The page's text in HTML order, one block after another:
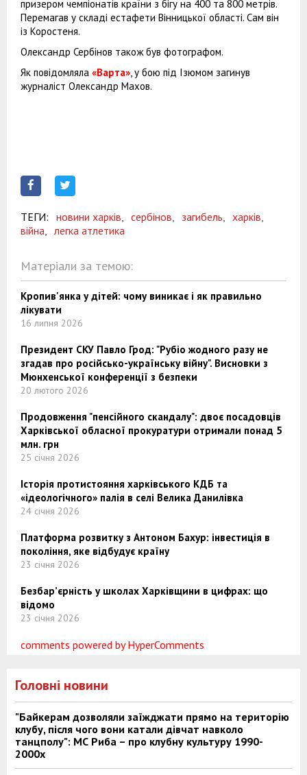
призером чемпіонатів країни з бігу на 400 та 800 метрів.
Перемагав у складі естафети Вінницької області. Сам він
із Коростеня.
Олександр Сербінов також був фотографом.
Як повідомляла «Варта» у бою під Ізюмом загинув
журналіст Олександр Махов.
ТЕГИ: новини харків, сербінов, загибель,
харків,
війна,
легка атлетика
Матеріали за темою:
Кропив'янка у дітей: чому виникає і як правильно
лікувати
16 липня 2026
Президент СКУ Павло Грод: "Рубіо жодного разу не
згадав про російсько-українську війну". Висновки з
Мюнхенської конференції з безпеки
20 лютого 2026
Продовження "пенсійного скандалу": двоє посадовців
Харківської обласної прокуратури отримали понад 5
млн. грн
25 січня 2026
Історія протистояння харківського КДБ та
«ідеологічного» палія в селі Велика Данилівка
24 січня 2026
Платформа розвитку з Антоном Бахур: інвестиція в
покоління, яке відбудує країну
23 січня 2026
Безбар’єрність у школах Харківщини в цифрах: що
відомо
23 січня 2026
comments powered by HyperComments
Головні новини
"Байкерам дозволяли заїжджати прямо на територію
клубу, після чого вони катали дівчат навколо
танцполу": МС Риба – про клубну культуру 1990-
2000х